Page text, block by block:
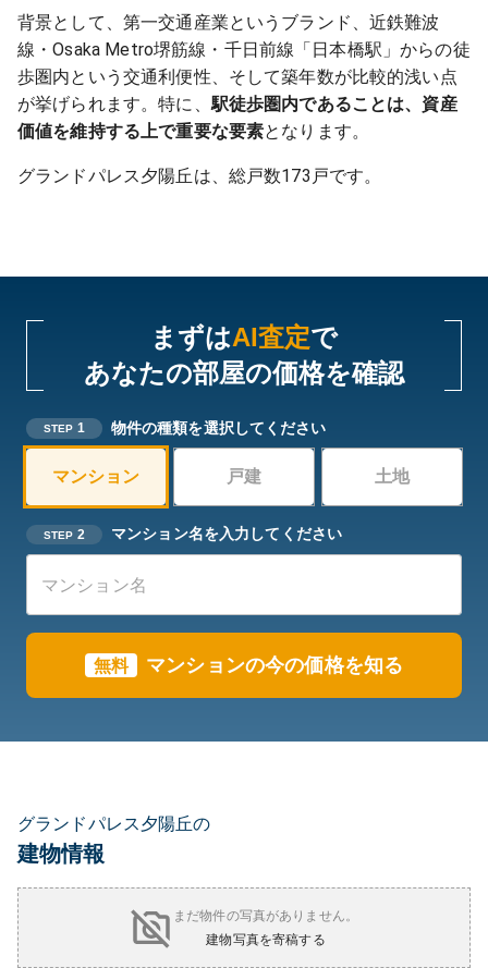
背景として、第一交通産業というブランド、近鉄難波
線・Osaka Metro堺筋線・千日前線「日本橋駅」からの徒
歩圏内という交通利便性、そして築年数が比較的浅い点
が挙げられます。特に、駅徒歩圏内であることは、資産
価値を維持する上で重要な要素となります。
グランドパレス夕陽丘は、総戸数173戸です。
まずはAI査定で
あなたの部屋の価格を確認
STEP 1 物件の種類を選択してください
マンション 戸建 土地
STEP 2 マンション名を入力してください
無料 マンションの今の価格を知る
グランドパレス夕陽丘の
建物情報
まだ物件の写真がありません。
建物写真を寄稿する